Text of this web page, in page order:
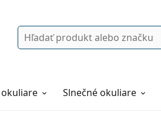
Vyhľadávanie
Slnečné okuliare